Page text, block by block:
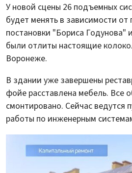
У новой сцены 26 подъемных
будет менять в зависимости от
постановки "Бориса Годунова"
были отлиты настоящие
Воронеже.
В здании уже завершены
фойе расставлена мебель. Все
смонтировано. Сейчас ведутся
работы по инженерным